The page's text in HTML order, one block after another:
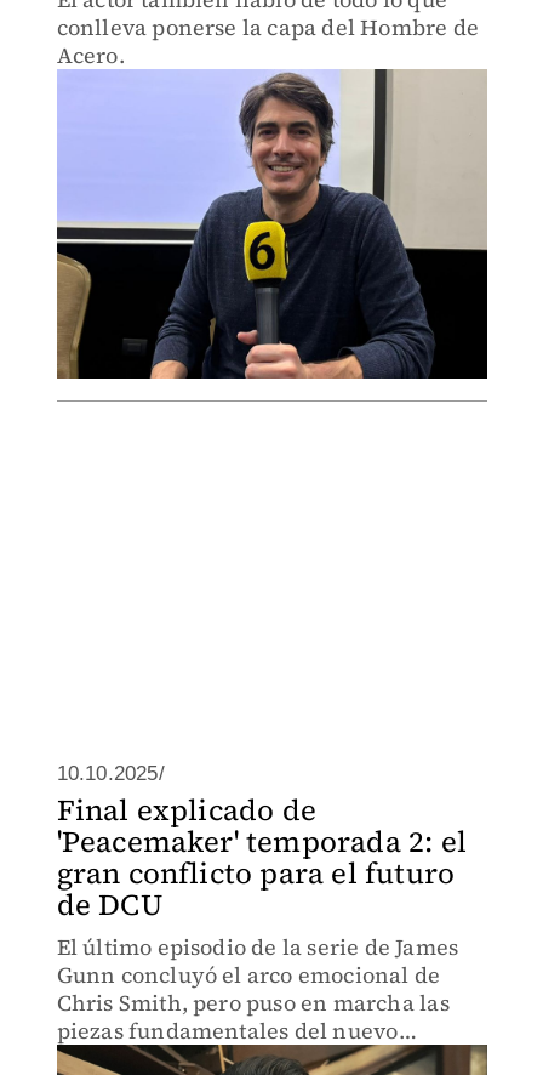
conlleva ponerse la capa del Hombre de
Acero.
10.10.2025/
Final explicado de
'Peacemaker' temporada 2: el
gran conflicto para el futuro
de DCU
El último episodio de la serie de James
Gunn concluyó el arco emocional de
Chris Smith, pero puso en marcha las
piezas fundamentales del nuevo
universo DC.